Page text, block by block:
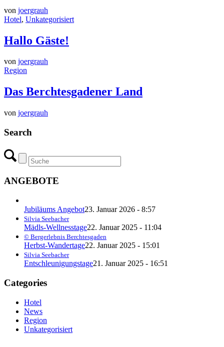
von joergrauh
Hotel, Unkategorisiert
Hallo Gäste!
von joergrauh
Region
Das Berchtesgadener Land
von joergrauh
Search
ANGEBOTE
Jubiläums Angebot23. Januar 2026 - 8:57
Silvia Seebacher
Mädls-Wellnesstage22. Januar 2025 - 11:04
© Bergerlebnis Berchtesgaden
Herbst-Wandertage22. Januar 2025 - 15:01
Silvia Seebacher
Entschleunigungstage21. Januar 2025 - 16:51
Categories
Hotel
News
Region
Unkategorisiert